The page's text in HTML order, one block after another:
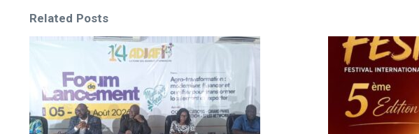
Related Posts